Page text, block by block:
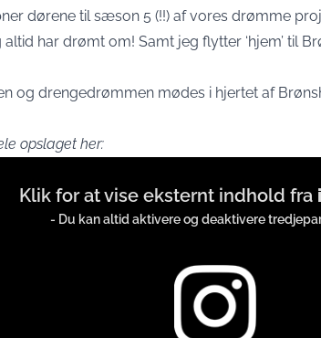
dørene til sæson 5 (!!) af vores drømme
altid har drømt om! Samt jeg flytter ‘hjem’ til
og drengedrømmen mødes i hjertet af
opslaget her:
Klik for at vise eksternt indhold fra
- Du kan altid aktivere og deaktivere